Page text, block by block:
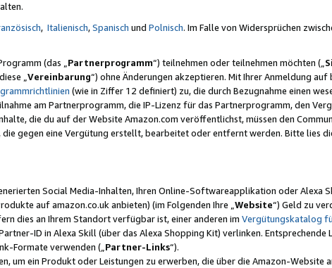
, Italienisch,Spanisch und Polnisch. Im Falle von Widersprüchen
(das „Partnerprogramm“) teilnehmen oder teilnehmen möchten („
„Vereinbarung“) ohne Änderungen akzeptieren. Mit Ihrer Anmeldung auf
(wie in Ziffer 12 definiert) zu, die durch Bezugnahme einen
am Partnerprogramm, die IP-Lizenz für das Partnerprogramm, den
die du auf der Website Amazon.com veröffentlichst, müssen den
gegen eine Vergütung erstellt, bearbeitet oder entfernt werden. Bitte lies
Social Media-Inhalten, Ihren Online-Softwareapplikation oder Alexa
auf amazon.co.uk anbieten) (im Folgenden Ihre „ Website“) Geld zu
dies an Ihrem Standort verfügbar ist, einer anderen im Vergütungskatalog
ID in Alexa Skill (über das Alexa Shopping Kit) verlinken. Entsprechende
Formate verwenden („ Partner-Links“).
um ein Produkt oder Leistungen zu erwerben, die über die Amazon-Website